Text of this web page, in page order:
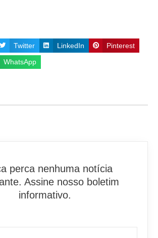
Twitter LinkedIn Pinterest
WhatsApp
perca nenhuma notícia
Assine nosso boletim
informativo.